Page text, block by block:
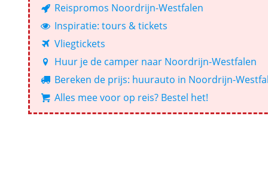
Reispromos Noordrijn-Westfalen
Inspiratie: tours & tickets
Vliegtickets
Huur je de camper naar Noordrijn-Westfalen
Bereken de prijs: huurauto in Noordrijn-
Alles mee voor op reis? Bestel het!